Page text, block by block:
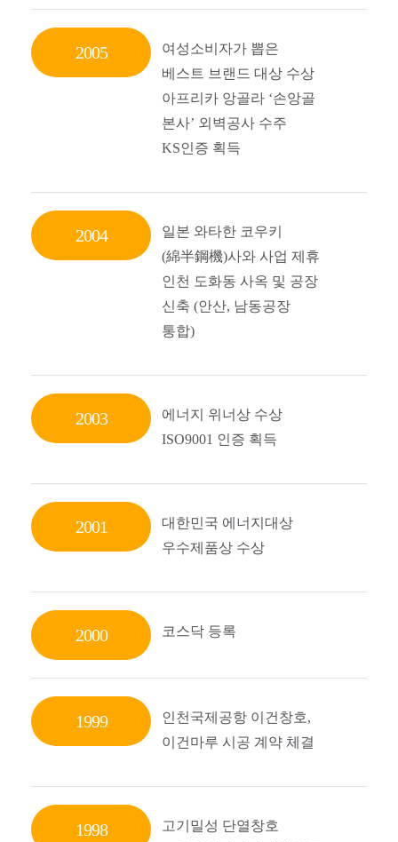
2005
여성소비자가 뽑은
베스트 브랜드 대상 수상
아프리카 앙골라 ‘손앙골
본사’ 외벽공사 수주
KS인증 획득
2004
일본 와타한 코우키
(綿半鋼機)사와 사업 제휴
인천 도화동 사옥 및 공장
신축 (안산, 남동공장
통합)
2003
에너지 위너상 수상
ISO9001 인증 획득
2001
대한민국 에너지대상
우수제품상 수상
2000 코스닥 등록
1999
인천국제공항 이건창호,
이건마루 시공 계약 체결
1998
고기밀성 단열창호